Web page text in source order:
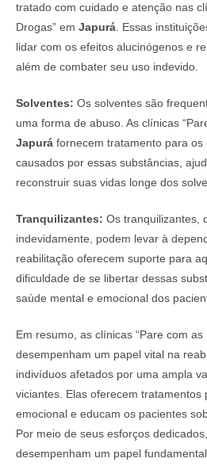
tratado com cuidado e atenção nas
Drogas” em Japurá . Essas
lidar com os efeitos alucinógenos e
além de combater seu uso indevido.
Solventes: Os solventes são
uma forma de abuso. As clínicas
Japurá fornecem tratamento para
causados por essas substâncias,
reconstruir suas vidas longe dos
Tranquilizantes: Os tranquilizantes,
indevidamente, podem levar à
reabilitação oferecem suporte para
dificuldade de se libertar dessas
saúde mental e emocional dos
Em resumo, as clínicas “Pare com as
desempenham um papel vital na
indivíduos afetados por uma ampla
viciantes. Elas oferecem tratamentos
emocional e educam os pacientes
Por meio de seus esforços
desempenham um papel